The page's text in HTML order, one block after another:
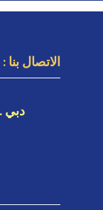
الاتصال بنا :
دبي